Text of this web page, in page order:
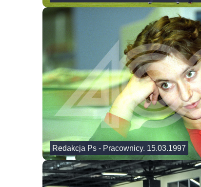
Redakcja Ps - Pracownicy. 15.03.1997